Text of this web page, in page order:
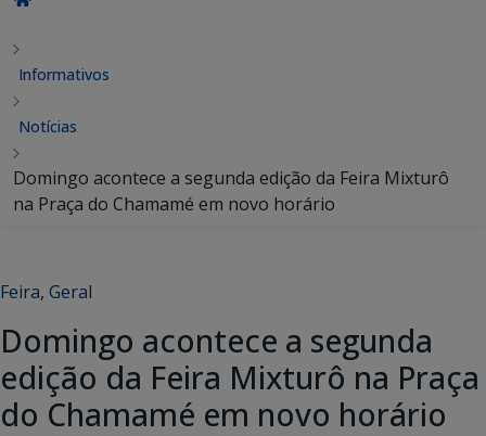
Informativos
Notícias
Domingo acontece a segunda edição da Feira Mixturô
na Praça do Chamamé em novo horário
Feira, Geral
Domingo acontece a segunda
edição da Feira Mixturô na Praça
do Chamamé em novo horário